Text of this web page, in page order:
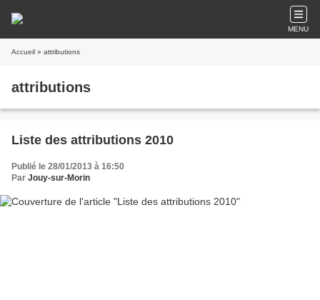
MENU
Accueil » attributions
attributions
Liste des attributions 2010
Publié le 28/01/2013 à 16:50
Par Jouy-sur-Morin